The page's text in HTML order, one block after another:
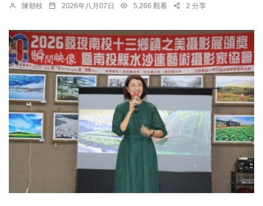
陳朝枝 2026年八月07日 5,266 觀看 2 分享